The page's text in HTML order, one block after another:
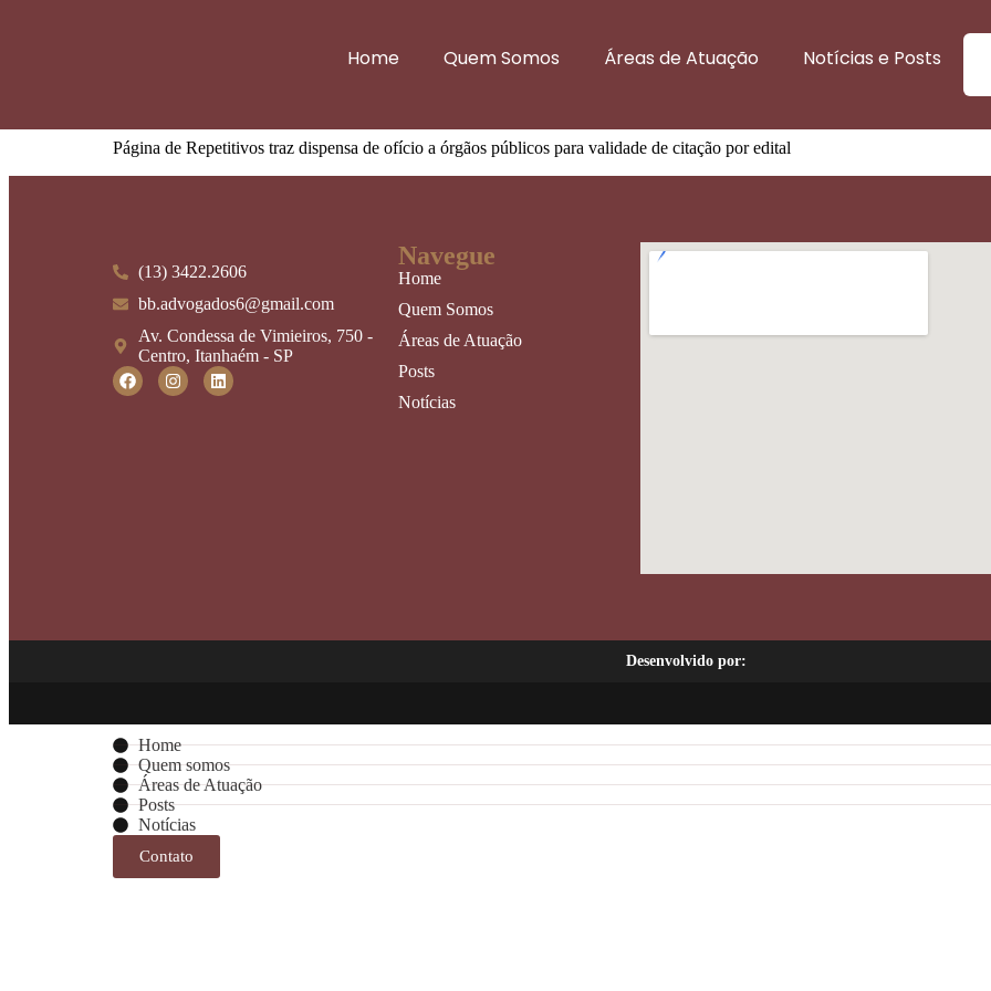
Home Quem Somos Áreas de Atuação Notícias e Posts
Página de Repetitivos traz dispensa de ofício a órgãos
Página de Repetitivos traz dispensa de ofício a órgãos públicos para validade de citação por edital
(13) 3422.2606
bb.advogados6@gmail.com
Av. Condessa de Vimieiros, 750 -
Centro, Itanhaém - SP
Navegue
Home
Quem Somos
Áreas de Atuação
Posts
Notícias
Desenvolvido por:
Home
Quem somos
Áreas de Atuação
Posts
Notícias
Contato